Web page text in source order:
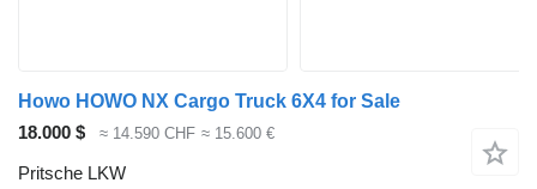
Howo HOWO NX Cargo Truck 6X4 for Sale
18.000 $
≈ 14.590 CHF ≈ 15.600 €
Pritsche LKW